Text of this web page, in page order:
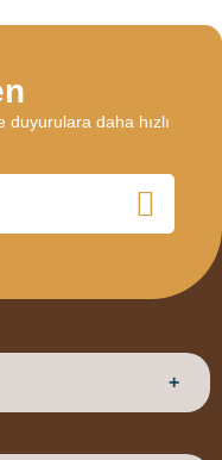
daha hızlı
HAKKIMIZDA